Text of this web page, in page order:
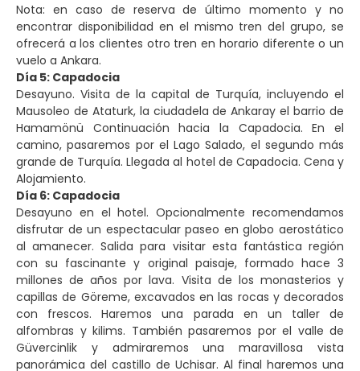
Nota: en caso de reserva de último momento y no
encontrar disponibilidad en el mismo tren del grupo, se
ofrecerá a los clientes otro tren en horario diferente o un
vuelo a Ankara.
Día 5: Capadocia
Desayuno. Visita de la capital de Turquía, incluyendo el
Mausoleo de Ataturk, la ciudadela de Ankaray el barrio de
Hamamönü Continuación hacia la Capadocia. En el
camino, pasaremos por el Lago Salado, el segundo más
grande de Turquía. Llegada al hotel de Capadocia. Cena y
Alojamiento.
Día 6: Capadocia
Desayuno en el hotel. Opcionalmente recomendamos
disfrutar de un espectacular paseo en globo aerostático
al amanecer. Salida para visitar esta fantástica región
con su fascinante y original paisaje, formado hace 3
millones de años por lava. Visita de los monasterios y
capillas de Göreme, excavados en las rocas y decorados
con frescos. Haremos una parada en un taller de
alfombras y kilims. También pasaremos por el valle de
Güvercinlik y admiraremos una maravillosa vista
panorámica del castillo de Uchisar. Al final haremos una